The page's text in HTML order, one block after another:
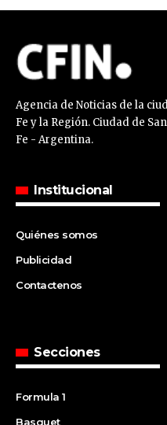
Agencia de Noticias de la
Fe y la Región. Ciudad de
Fe - Argentina.
Institucional
Quiénes somos
Publicidad
Contactenos
Secciones
Formula 1
Basquet